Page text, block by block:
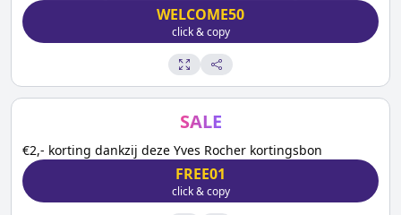
WELCOME50
click & copy
SALE
€2,- korting dankzij deze Yves Rocher kortingsbon
FREE01
click & copy